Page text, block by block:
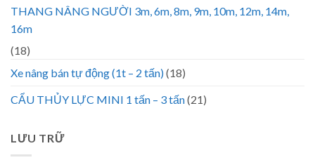
THANG NÂNG NGƯỜI 3m, 6m, 8m, 9m, 10m, 12m, 14m,
16m
(18)
Xe nâng bán tự động (1t – 2 tấn)(18)
CẨU THỦY LỰC MINI 1 tấn – 3 tấn(21)
LƯU TRỮ